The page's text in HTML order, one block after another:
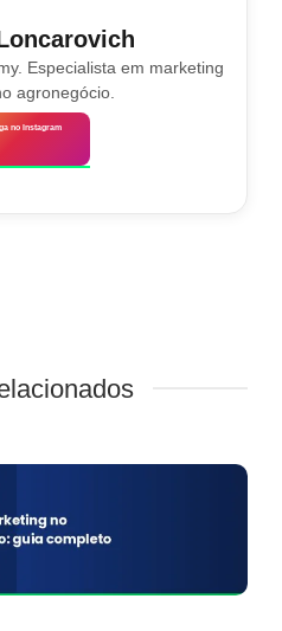
Especialista em marketing
agronegócio.
no Instagram